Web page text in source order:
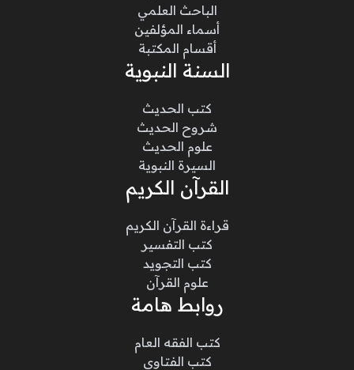
الباحث العلمي
أسماء المؤلفين
أقسام المكتبة
السنة النبوية
كتب الحديث
شروح الحديث
علوم الحديث
السيرة النبوية
القرآن الكريم
قراءة القرآن الكريم
كتب التفسير
كتب التجويد
علوم القرآن
روابط هامة
كتب الفقه العام
كتب الفتاوى